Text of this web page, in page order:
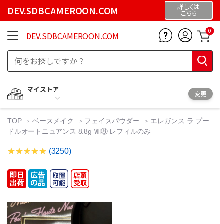
DEV.SDBCAMEROON.COM 詳しくは
こちら
DEV.SDBCAMEROON.COM 0
マイストア
変更
TOP ベースメイク フェイスパウダー
エレガンス ラ プー
ドルオートニュアンス 8.8g Ⅷ⑧ レフィルのみ
(3250)